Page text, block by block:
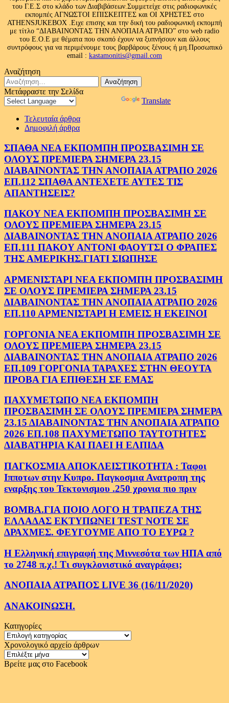
του Γ.Ε.Σ στο κλάδο των Διαβιβάσεων.Συμμετείχε στις ραδιοφωνικές
εκπομπές ΑΓΝΩΣΤΟΙ ΕΠΙΣΚΕΠΤΕΣ και ΟΙ ΧΡΗΣΤΕΣ στο
ATHENSJUKEBOX .Ειχε επισης και την δική του ραδιοφωνική εκπομπή
με τίτλο “ΔΙΑΒΑΙΝΟΝΤΑΣ ΤΗΝ ΑΝΟΠΑΙΑ ΑΤΡΑΠΟ” στο web radio
του Ε.Ο.Ε με θέματα που σκοπό έχουν να ξυπνήσουν και άλλους
συντρόφους για να περιμένουμε τους βαρβάρους ξένους ή μη.Προσωπικό
email : kastamonitis@gmail.com
Αναζήτηση
Αναζήτηση
για:
Μετάφραστε την Σελίδα
Translate
Τελευταία άρθρα
Δημοφιλή άρθρα
ΣΠΑΘΑ ΝΕΑ ΕΚΠΟΜΠΗ ΠΡΟΣΒΑΣΙΜΗ ΣΕ
ΟΛΟΥΣ ΠΡΕΜΙΕΡΑ ΣΗΜΕΡΑ 23.15
ΔΙΑΒΑΙΝΟΝΤΑΣ ΤΗΝ ΑΝΟΠΑΙΑ ΑΤΡΑΠΟ 2026
ΕΠ.112 ΣΠΑΘΑ ΑΝΤΕΧΕΤΕ ΑΥΤΕΣ ΤΙΣ
ΑΠΑΝΤΗΣΕΙΣ?
ΠΑΚΟΥ ΝΕΑ ΕΚΠΟΜΠΗ ΠΡΟΣΒΑΣΙΜΗ ΣΕ
ΟΛΟΥΣ ΠΡΕΜΙΕΡΑ ΣΗΜΕΡΑ 23.15
ΔΙΑΒΑΙΝΟΝΤΑΣ ΤΗΝ ΑΝΟΠΑΙΑ ΑΤΡΑΠΟ 2026
ΕΠ.111 ΠΑΚΟΥ ΑΝΤΟΝΙ ΦΑΟΥΤΣΙ Ο ΦΡΑΠΕΣ
ΤΗΣ ΑΜΕΡΙΚΗΣ.ΓΙΑΤΙ ΣΙΩΠΗΣΕ
ΑΡΜΕΝΙΣΤΑΡΙ ΝΕΑ ΕΚΠΟΜΠΗ ΠΡΟΣΒΑΣΙΜΗ
ΣΕ ΟΛΟΥΣ ΠΡΕΜΙΕΡΑ ΣΗΜΕΡΑ 23.15
ΔΙΑΒΑΙΝΟΝΤΑΣ ΤΗΝ ΑΝΟΠΑΙΑ ΑΤΡΑΠΟ 2026
ΕΠ.110 ΑΡΜΕΝΙΣΤΑΡΙ Η ΕΜΕΙΣ Η ΕΚΕΙΝΟΙ
ΓΟΡΓΟΝΙΑ ΝΕΑ ΕΚΠΟΜΠΗ ΠΡΟΣΒΑΣΙΜΗ ΣΕ
ΟΛΟΥΣ ΠΡΕΜΙΕΡΑ ΣΗΜΕΡΑ 23.15
ΔΙΑΒΑΙΝΟΝΤΑΣ ΤΗΝ ΑΝΟΠΑΙΑ ΑΤΡΑΠΟ 2026
ΕΠ.109 ΓΟΡΓΟΝΙΑ ΤΑΡΑΧΕΣ ΣΤΗΝ ΘΕΟΥΤΑ
ΠΡΟΒΑ ΓΙΑ ΕΠΙΘΕΣΗ ΣΕ ΕΜΑΣ
ΠΑΧΥΜΕΤΩΠΟ ΝΕΑ ΕΚΠΟΜΠΗ
ΠΡΟΣΒΑΣΙΜΗ ΣΕ ΟΛΟΥΣ ΠΡΕΜΙΕΡΑ ΣΗΜΕΡΑ
23.15 ΔΙΑΒΑΙΝΟΝΤΑΣ ΤΗΝ ΑΝΟΠΑΙΑ ΑΤΡΑΠΟ
2026 ΕΠ.108 ΠΑΧΥΜΕΤΩΠΟ ΤΑΥΤΟΤΗΤΕΣ
ΔΙΑΒΑΤΗΡΙΑ ΚΑΙ ΠΑΕΙ Η ΕΛΠΙΔΑ
ΠΑΓΚΟΣΜΙΑ ΑΠΟΚΛΕΙΣΤΙΚΟΤΗΤΑ : Ταφοι
Ιπποτων στην Κυπρο. Παγκοσμια Ανατροπη της
εναρξης του Τεκτονισμου .250 χρονια πιο πριν
ΒΟΜΒΑ.ΓΙΑ ΠΟΙΟ ΛΟΓΟ Η ΤΡΑΠΕΖΑ ΤΗΣ
ΕΛΛΑΔΑΣ ΕΚΤΥΠΩΝΕΙ TEST NOTE ΣΕ
ΔΡΑΧΜΕΣ. ΦΕΥΓΟΥΜΕ ΑΠΟ ΤΟ ΕΥΡΩ ?
Η Ελληνική επιγραφή της Μιννεσότα των ΗΠΑ από
το 2748 π.χ.! Τι συγκλονιστικό αναγράφει;
ΑΝΟΠΑΙΑ ΑΤΡΑΠΟΣ LIVE 36 (16/11/2020)
ΑΝΑΚΟΙΝΩΣΗ.
Κατηγορίες
Κατηγορίες
Χρονολογικό αρχείο άρθρων
Χρονολογικό
αρχείο
Βρείτε μας στο Facebook